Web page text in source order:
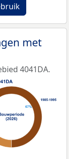
met
4041DA.